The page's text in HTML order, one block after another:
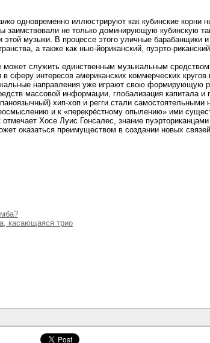
одновременно иллюстрируют как кубинские корни
не только доминирующую кубинскую
музыки. В процессе этого уличные барабанщики
а также как нью-йориканский, пуэрто-
служить единственным музыкальным средством
сферу интересов американских коммерческих
направления уже играют свою формирующую
массовой информации, глобализация капитала
хип-хоп и регги стали
и к «перекрёстному опылению» ими
Хосе Луис Гонсалес, знание
оказаться преимуществом в создании новых
касающаяся трио